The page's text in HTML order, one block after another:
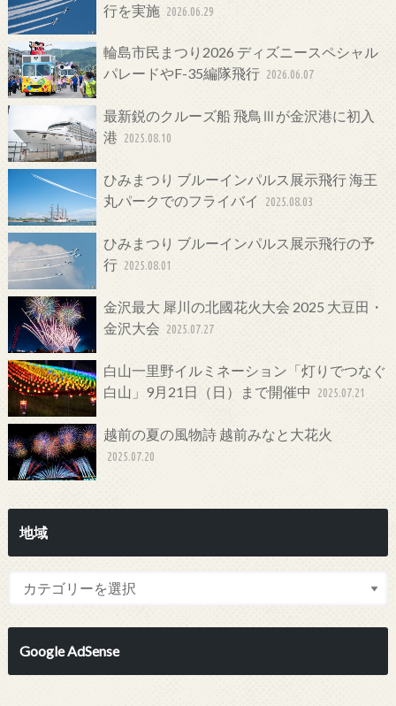
行を実施 2026.06.29
輪島市民まつり2026 ディズニースペシャル
パレードやF-35編隊飛行 2026.06.07
最新鋭のクルーズ船 飛鳥Ⅲが金沢港に初入
港 2025.08.10
ひみまつり ブルーインパルス展示飛行 海王
丸パークでのフライバイ
2025.08.03
ひみまつり ブルーインパルス展示飛行の予
行 2025.08.01
金沢最大 犀川の北國花火大会 2025 大豆田・
金沢大会 2025.07.27
白山一里野イルミネーション「灯りでつなぐ
白山」9月21日（日）まで開催中
2025.07.21
越前の夏の風物詩 越前みなと大花火
2025.07.20
地域
Google AdSense